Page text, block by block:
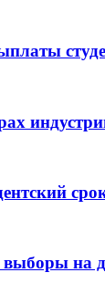
выборы на